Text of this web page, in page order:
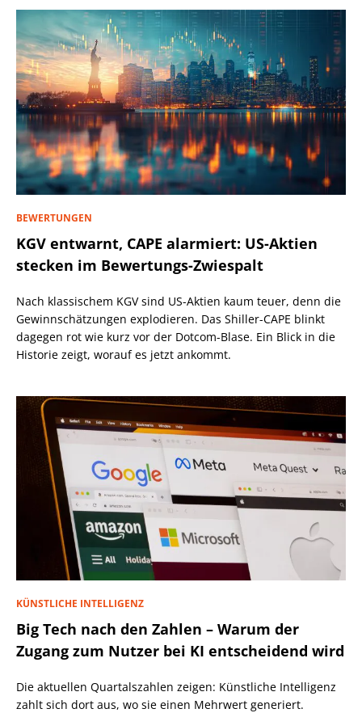
BEWERTUNGEN
KGV entwarnt, CAPE alarmiert: US-Aktien
stecken im Bewertungs-Zwiespalt
Nach klassischem KGV sind US-Aktien kaum teuer, denn die
Gewinnschätzungen explodieren. Das Shiller-CAPE blinkt
dagegen rot wie kurz vor der Dotcom-Blase. Ein Blick in die
Historie zeigt, worauf es jetzt ankommt.
KÜNSTLICHE INTELLIGENZ
Big Tech nach den Zahlen – Warum der
Zugang zum Nutzer bei KI entscheidend wird
Die aktuellen Quartalszahlen zeigen: Künstliche Intelligenz
zahlt sich dort aus, wo sie einen Mehrwert generiert.